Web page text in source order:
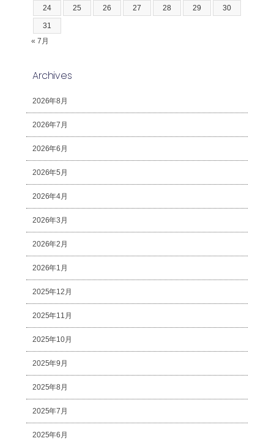
24 25 26 27 28 29 30
31
« 7月
Archives
2026年8月
2026年7月
2026年6月
2026年5月
2026年4月
2026年3月
2026年2月
2026年1月
2025年12月
2025年11月
2025年10月
2025年9月
2025年8月
2025年7月
2025年6月